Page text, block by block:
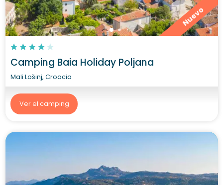
Nuevo
Camping Baia Holiday Poljana
Mali Lošinj, Croacia
Ver el camping